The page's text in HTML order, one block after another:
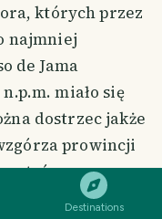
Destinations
których przez
najmniej
de Jama
miało się
dostrzec jakże
prowincji
a
SHARE